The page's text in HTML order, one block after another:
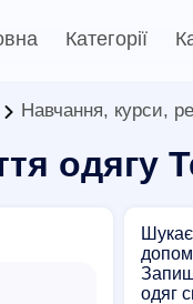
Категорії
Навчання, курси,
одягу
одяг